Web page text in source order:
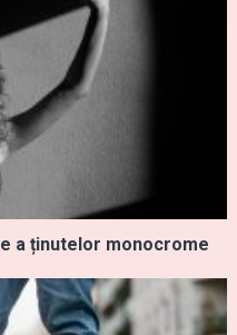
a ținutelor monocrome